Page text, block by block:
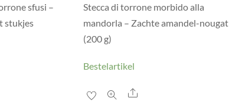
sfusi –
stukjes
Stecca di torrone morbido alla
mandorla – Zachte amandel-nougat
(200 g)
Bestelartikel
Share